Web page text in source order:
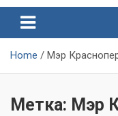
Севастополя
Home Мэр
Метка: Мэр